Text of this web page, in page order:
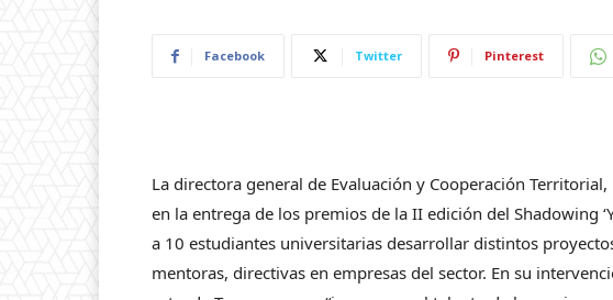
Facebook Twitter Pinterest
La directora general de Evaluación y Cooperación
en la entrega de los premios de la II edición del Shadowing
a 10 estudiantes universitarias desarrollar distintos
mentoras, directivas en empresas del sector. En su